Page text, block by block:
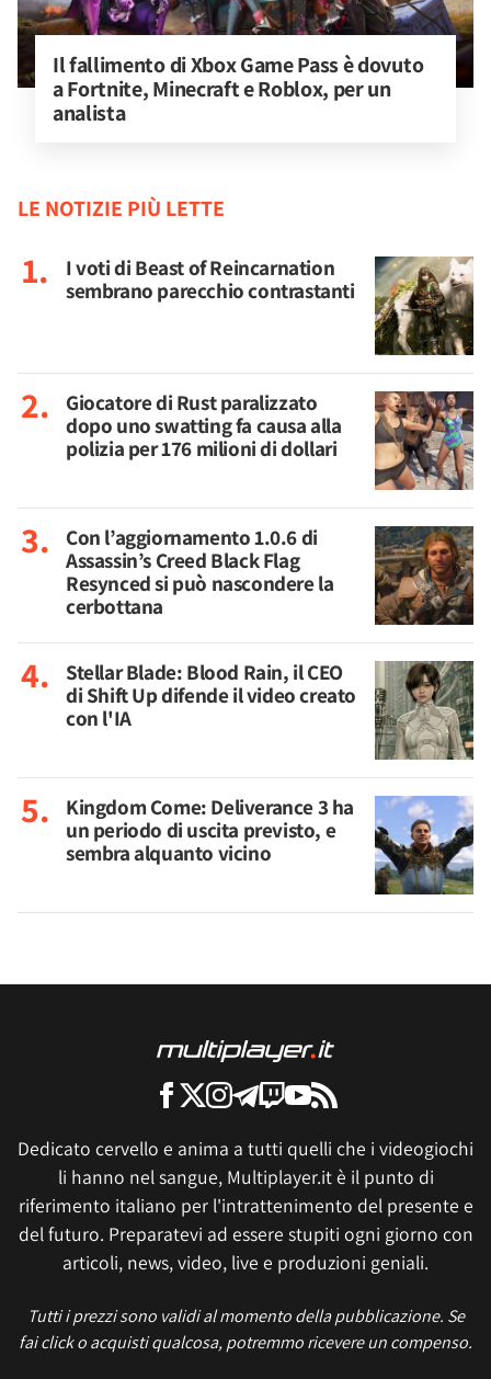
Il fallimento di Xbox Game Pass è dovuto
a Fortnite, Minecraft e Roblox, per un
analista
LE NOTIZIE PIÙ LETTE
I voti di Beast of Reincarnation
sembrano parecchio contrastanti
Giocatore di Rust paralizzato
dopo uno swatting fa causa alla
polizia per 176 milioni di dollari
Con l’aggiornamento 1.0.6 di
Assassin’s Creed Black Flag
Resynced si può nascondere la
cerbottana
Stellar Blade: Blood Rain, il CEO
di Shift Up difende il video creato
con l'IA
Kingdom Come: Deliverance 3 ha
un periodo di uscita previsto, e
sembra alquanto vicino
Dedicato cervello e anima a tutti quelli che i videogiochi
li hanno nel sangue, Multiplayer.it è il punto di
riferimento italiano per l'intrattenimento del presente e
del futuro. Preparatevi ad essere stupiti ogni giorno con
articoli, news, video, live e produzioni geniali.
Tutti i prezzi sono validi al momento della pubblicazione. Se
fai click o acquisti qualcosa, potremmo ricevere un compenso.